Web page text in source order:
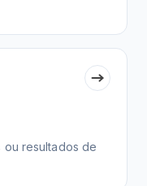
resultados de